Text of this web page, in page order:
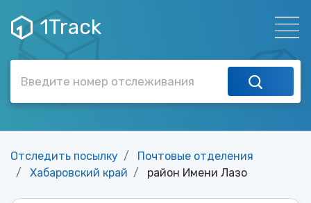
1Track
Отследить посылку
Почтовые отделения
Хабаровский край
район Имени Лазо